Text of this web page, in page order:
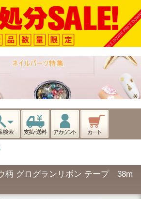
柄 グログランリボン テープ 38m